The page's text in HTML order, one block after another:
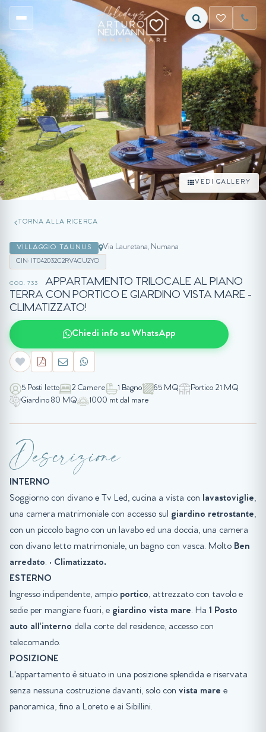
VEDI GALLERY
TORNA ALLA RICERCA
VILLAGGIO TAUNUS Via Lauretana, Numana
CIN: IT042032C2RV4CU2YO
COD. 733
APPARTAMENTO TRILOCALE AL PIANO
TERRA CON PORTICO E GIARDINO VISTA MARE -
CLIMATIZZATO!
Chiedi info su WhatsApp
5 Posti letto 2 Camere 1 Bagno 65 MQ
Portico 21 MQ
Giardino 80 MQ
1000 mt dal mare
Descrizione
INTERNO
Soggiorno con divano e Tv Led, cucina a vista con lavastoviglie,
una camera matrimoniale con accesso sul giardino retrostante,
con un piccolo bagno con un lavabo ed una doccia, una camera
con divano letto matrimoniale, un bagno con vasca. Molto Ben
arredato. • Climatizzato.
ESTERNO
Ingresso indipendente, ampio portico, attrezzato con tavolo e
sedie per mangiare fuori, e giardino vista mare. Ha 1 Posto
auto all'interno della corte del residence, accesso con
telecomando.
POSIZIONE
L'appartamento è situato in una posizione splendida e riservata
senza nessuna costruzione davanti, solo con vista mare e
panoramica, fino a Loreto e ai Sibillini.